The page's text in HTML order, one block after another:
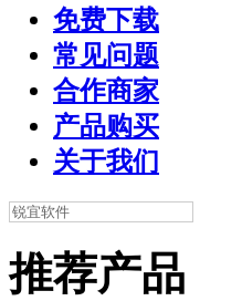
免费下载
常见问题
合作商家
产品购买
关于我们
推荐产品